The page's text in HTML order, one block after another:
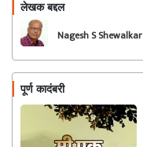
लेखक बद्दल
Nagesh S Shewalkar
पूर्ण कादंबरी